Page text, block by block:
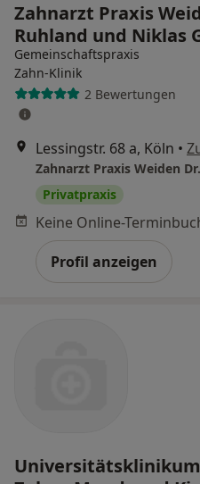
Zahnarzt Praxis
Ruhland und Niklas
Gemeinschaftspraxis
Zahn-Klinik
2 Bewertungen
Lessingstr. 68 a, Köln •
Privatpraxis
Profil anzeigen